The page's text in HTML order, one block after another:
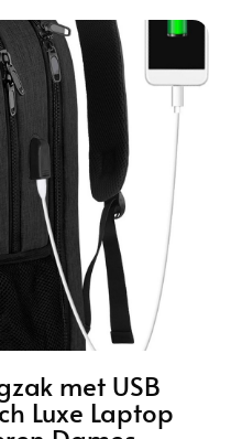
met USB
Luxe Laptop